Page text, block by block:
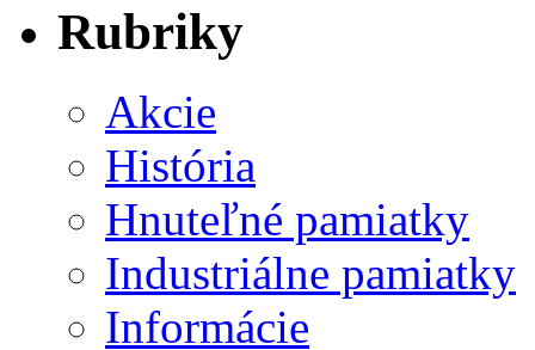
Rubriky
Akcie
História
Hnuteľné pamiatky
Industriálne pamiatky
Informácie